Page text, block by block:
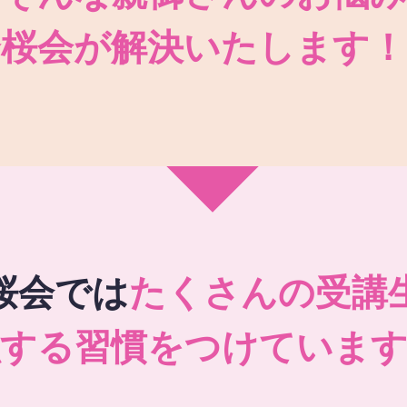
会が解決いたします！
会ではたくさんの受講
る習慣をつけています